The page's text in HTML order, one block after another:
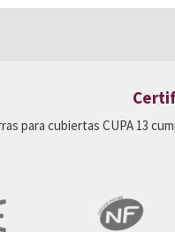
para cubiertas CUPA 13